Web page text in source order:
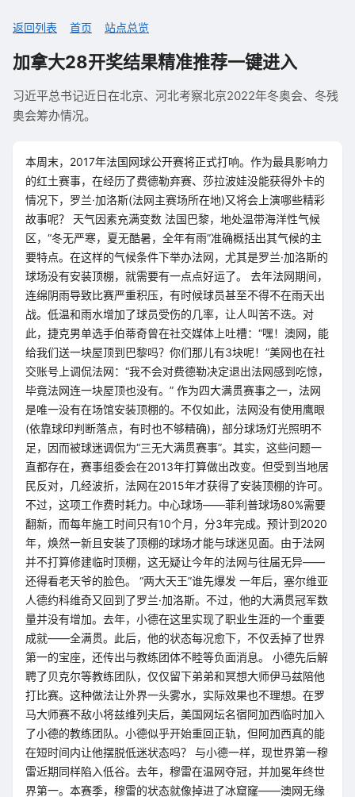
返回列表 首页 站点总览
加拿大28开奖结果精准推荐一键进入
习近平总书记近日在北京、河北考察北京2022年冬奥会、冬残
奥会筹办情况。
本周末，2017年法国网球公开赛将正式打响。作为最具影响力
的红土赛事，在经历了费德勒弃赛、莎拉波娃没能获得外卡的
情况下，罗兰·加洛斯(法网主赛场所在地)又将会上演哪些精彩
故事呢？ 天气因素充满变数 法国巴黎，地处温带海洋性气候
区，“冬无严寒，夏无酷暑，全年有雨”准确概括出其气候的主
要特点。在这样的气候条件下举办法网，尤其是罗兰·加洛斯的
球场没有安装顶棚，就需要有一点点好运了。 去年法网期间，
连绵阴雨导致比赛严重积压，有时候球员甚至不得不在雨天出
战。低温和雨水增加了球员受伤的几率，让人叫苦不迭。对
此，捷克男单选手伯蒂奇曾在社交媒体上吐槽：“嘿！澳网，能
给我们送一块屋顶到巴黎吗？你们那儿有3块呢！”美网也在社
交账号上调侃法网：“我不会对费德勒决定退出法网感到吃惊，
毕竟法网连一块屋顶也没有。” 作为四大满贯赛事之一，法网
是唯一没有在场馆安装顶棚的。不仅如此，法网没有使用鹰眼
(依靠球印判断落点，有时也不够精确)，部分球场灯光照明不
足，因而被球迷调侃为“三无大满贯赛事”。其实，这些问题一
直都存在，赛事组委会在2013年打算做出改变。但受到当地居
民反对，几经波折，法网在2015年才获得了安装顶棚的许可。
不过，这项工作费时耗力。中心球场——菲利普球场80%需要
翻新，而每年施工时间只有10个月，分3年完成。预计到2020
年，焕然一新且安装了顶棚的球场才能与球迷见面。由于法网
并不打算修建临时顶棚，这无疑让今年的法网与往届无异——
还得看老天爷的脸色。 “两大天王”谁先爆发 一年后，塞尔维亚
人德约科维奇又回到了罗兰·加洛斯。不过，他的大满贯冠军数
量并没有增加。去年，小德在这里实现了职业生涯的一个重要
成就——全满贯。此后，他的状态每况愈下，不仅丢掉了世界
第一的宝座，还传出与教练团体不睦等负面消息。 小德先后解
聘了贝克尔等教练团队，仅仅留下弟弟和冥想大师伊马兹陪他
打比赛。这种做法让外界一头雾水，实际效果也不理想。在罗
马大师赛不敌小将兹维列夫后，美国网坛名宿阿加西临时加入
了小德的教练团队。小德似乎开始重回正轨，但阿加西真的能
在短时间内让他摆脱低迷状态吗？ 与小德一样，现世界第一穆
雷近期同样陷入低谷。去年，穆雷在温网夺冠，并加冕年终世
界第一。本赛季，穆雷的状态就像掉进了冰窟窿——澳网无缘